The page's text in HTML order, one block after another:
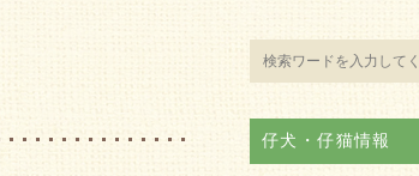
仔犬・仔猫情報